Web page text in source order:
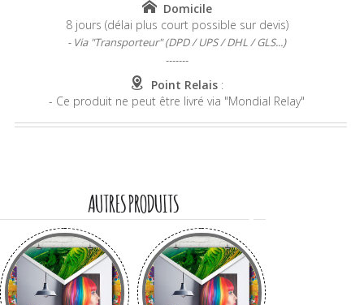
Domicile
8 jours (délai plus court possible sur devis)
- Via "Transporteur" (DPD / UPS / DHL / GLS...)
-------
Point Relais :
- Ce produit ne peut être livré via "Mondial Relay"
AUTRES PRODUITS